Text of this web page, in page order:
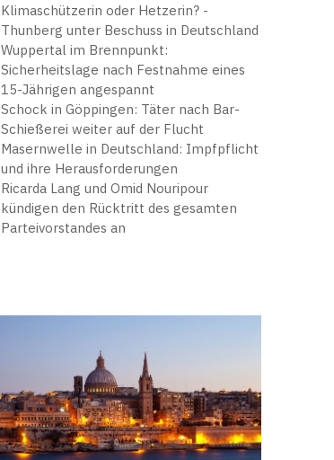
Klimaschützerin oder Hetzerin? -
Thunberg unter Beschuss in Deutschland
Wuppertal im Brennpunkt:
Sicherheitslage nach Festnahme eines
15-Jährigen angespannt
Schock in Göppingen: Täter nach Bar-
Schießerei weiter auf der Flucht
Masernwelle in Deutschland: Impfpflicht
und ihre Herausforderungen
Ricarda Lang und Omid Nouripour
kündigen den Rücktritt des gesamten
Parteivorstandes an